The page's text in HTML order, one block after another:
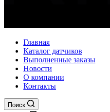
Главная
Каталог датчиков
Выполненные заказы
Новости
О компании
Контакты
Поиск